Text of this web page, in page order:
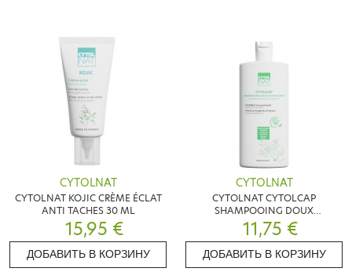
CYTOLNAT
CYTOLNAT KOJIC CRÈME ÉCLAT
ANTI TACHES 30 ML
15,95 €
ДОБАВИТЬ В КОРЗИНУ
CYTOLNAT
CYTOLNAT CYTOLCAP
SHAMPOOING DOUX
REVITALISANT 250ML
11,75 €
ДОБАВИТЬ В КОРЗИНУ